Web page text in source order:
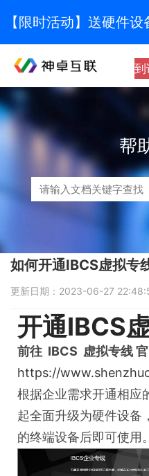
【限时活动】送硬件
到
帮
如何开通IBCS虚拟专
更新日期：2023-06-27
开通IBCS
前往 IBCS 虚拟专线 官
https://
根据企业需求开通相应
起全面升级为硬件设备
的终端设备后即可使用。